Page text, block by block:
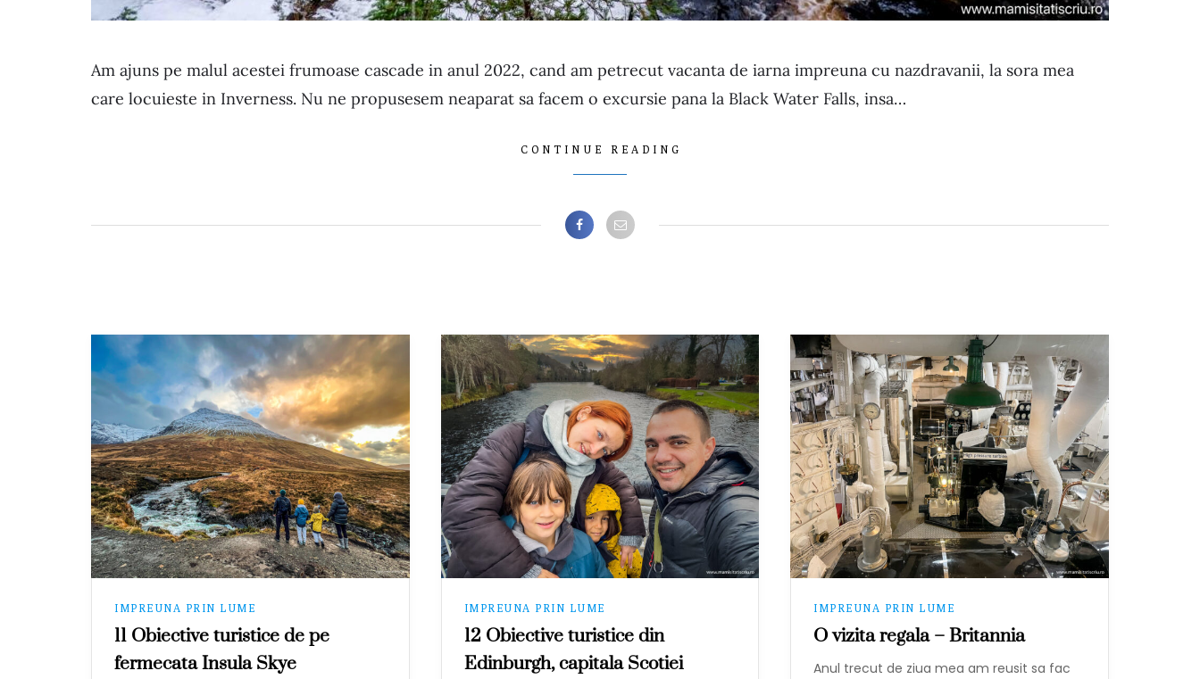
Am ajuns pe malul acestei frumoase cascade in anul 2022, cand am petrecut vacanta de iarna impreuna cu nazdravanii, la sora mea
care locuieste in Inverness. Nu ne propusesem neaparat sa facem o excursie pana la Black Water Falls, insa…
CONTINUE READING
IMPREUNA PRIN LUME
11 Obiective turistice de pe
fermecata Insula Skye
IMPREUNA PRIN LUME
12 Obiective turistice din
Edinburgh, capitala Scotiei
IMPREUNA PRIN LUME
O vizita regala – Britannia
Anul trecut de ziua mea am reusit sa fac